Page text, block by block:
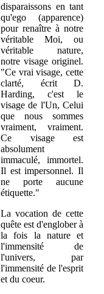
disparaissons en tant
qu'ego (apparence)
pour renaître à notre
véritable Moi, ou
véritable nature,
notre visage originel.
"Ce vrai visage, cette
clarté, écrit D.
Harding, c'est le
visage de l'Un, Celui
que nous sommes
vraiment, vraiment.
Ce visage est
absolument
immaculé, immortel.
Il est impersonnel. Il
ne porte aucune
étiquette."
La vocation de cette
quête est d'englober à
la fois la nature et
l'immensité de
l'univers, par
l'immensité de l'esprit
et du coeur.